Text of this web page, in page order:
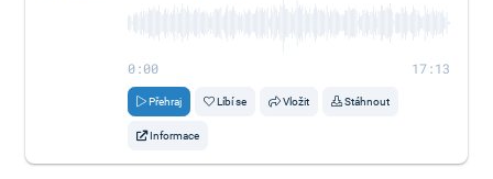
0:00 17:13
Přehraj Líbí se Vložit Stáhnout
Informace